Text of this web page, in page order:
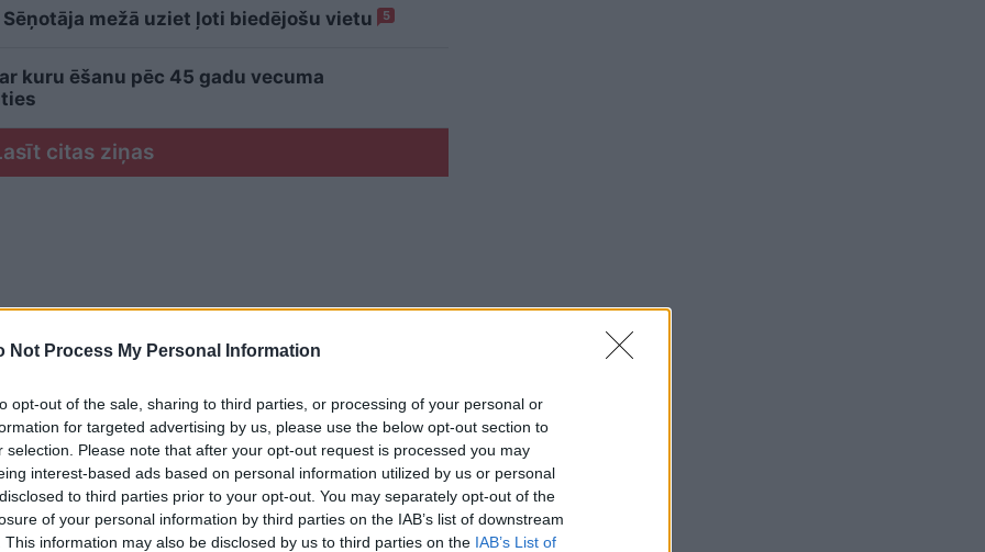
Not Process My Personal Information
opt-out of the sale, sharing to third parties, or processing of your personal or
for targeted advertising by us, please use the below opt-out section to
selection. Please note that after your opt-out request is processed you may
interest-based ads based on personal information utilized by us or personal
to third parties prior to your opt-out. You may separately opt-out of the
of your personal information by third parties on the IAB’s list of downstream
This information may also be disclosed by us to third parties on the IAB’s List of
mežā uziet ļoti biedējošu vietu 5
kuru ēšanu pēc 45 gadu vecuma
citas ziņas